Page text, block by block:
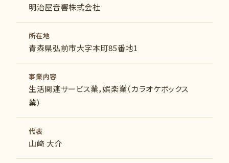
明治屋音響株式会社
所在地
青森県弘前市大字本町85番地1
事業内容
生活関連サービス業，娯楽業（カラオケボックス
業）
代表
山﨑 大介